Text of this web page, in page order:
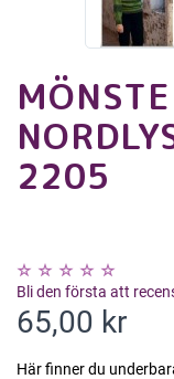
2205
Bli den första att
65,00 kr
Här finner du